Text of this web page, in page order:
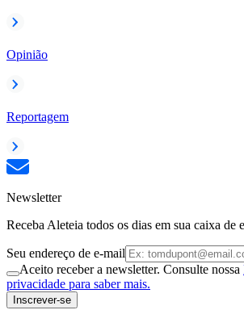
Opinião
Reportagem
Newsletter
Receba Aleteia todos os dias em sua caixa de
Seu endereço de e-mail
Aceito receber a newsletter. Consulte nossa
privacidade para saber mais.
Inscrever-se